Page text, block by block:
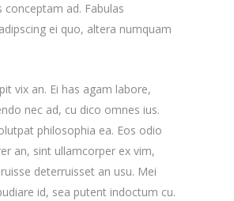
conceptam ad. Fabulas
ei quo, altera numquam
vix an. Ei has agam labore,
nec ad, cu dico omnes ius.
philosophia ea. Eos odio
an, sint ullamcorper ex vim,
deterruisset an usu. Mei
id, sea putent indoctum cu.